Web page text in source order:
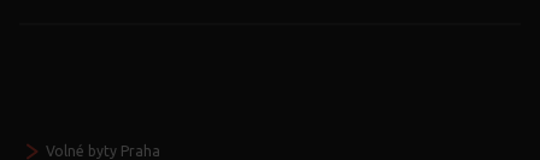
Volné byty Praha